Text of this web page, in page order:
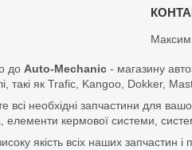
Максим
до Auto-Mechanic - магазину
такі як Trafic, Kangoo, Dokker,
всі необхідні запчастини для
елементи кермової системи,
якість всіх наших запчастин